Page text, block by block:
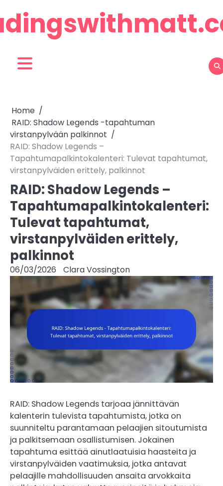
to
content
Home
RAID: Shadow Legends -tapahtuman
virstanpylvään palkinnot
RAID: Shadow Legends –
Tapahtumapalkintokalenteri: Tulevat tapahtumat,
virstanpylväiden erittely, palkinnot
RAID: Shadow Legends –
Tapahtumapalkintokalenteri:
Tulevat tapahtumat,
virstanpylväiden erittely,
palkinnot
06/03/2026 Clara Vossington
RAID: Shadow Legends tarjoaa jännittävän
kalenterin tulevista tapahtumista, jotka on
suunniteltu parantamaan pelaajien sitoutumista
ja palkitsemaan osallistumisen. Jokainen
tapahtuma esittää ainutlaatuisia haasteita ja
virstanpylväiden vaatimuksia, jotka antavat
pelaajille mahdollisuuden ansaita arvokkaita